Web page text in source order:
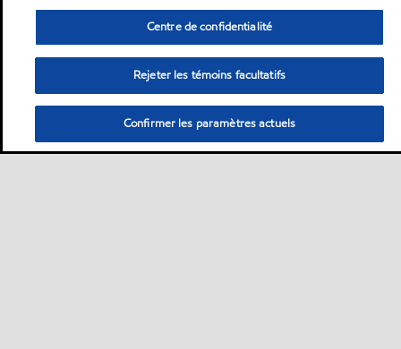
Centre de confidentialité
Rejeter les témoins facultatifs
Confirmer les paramètres actuels